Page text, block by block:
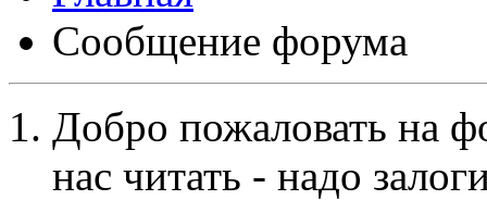
Сообщение форума
Добро пожаловать на
нас читать - надо